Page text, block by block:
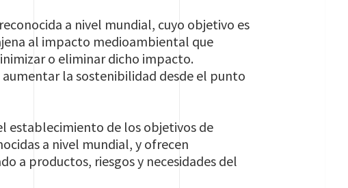
a nivel mundial, cuyo objetivo es
al impacto medioambiental que
o eliminar dicho impacto.
la sostenibilidad desde el punto
establecimiento de los objetivos de
a nivel mundial, y ofrecen
a productos, riesgos y necesidades del